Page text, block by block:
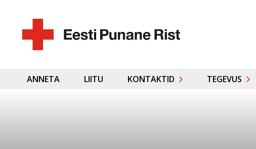
ANNETA LIITU KONTAKTID TEGEVUS